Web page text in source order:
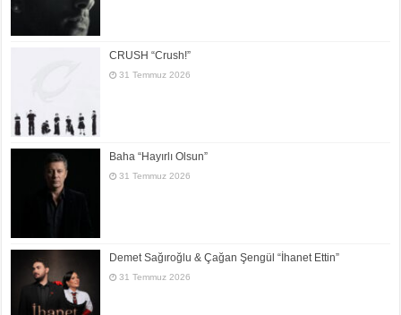
CRUSH “Crush!”
31 Temmuz 2026
Baha “Hayırlı Olsun”
31 Temmuz 2026
Demet Sağıroğlu & Çağan Şengül “İhanet Ettin”
31 Temmuz 2026